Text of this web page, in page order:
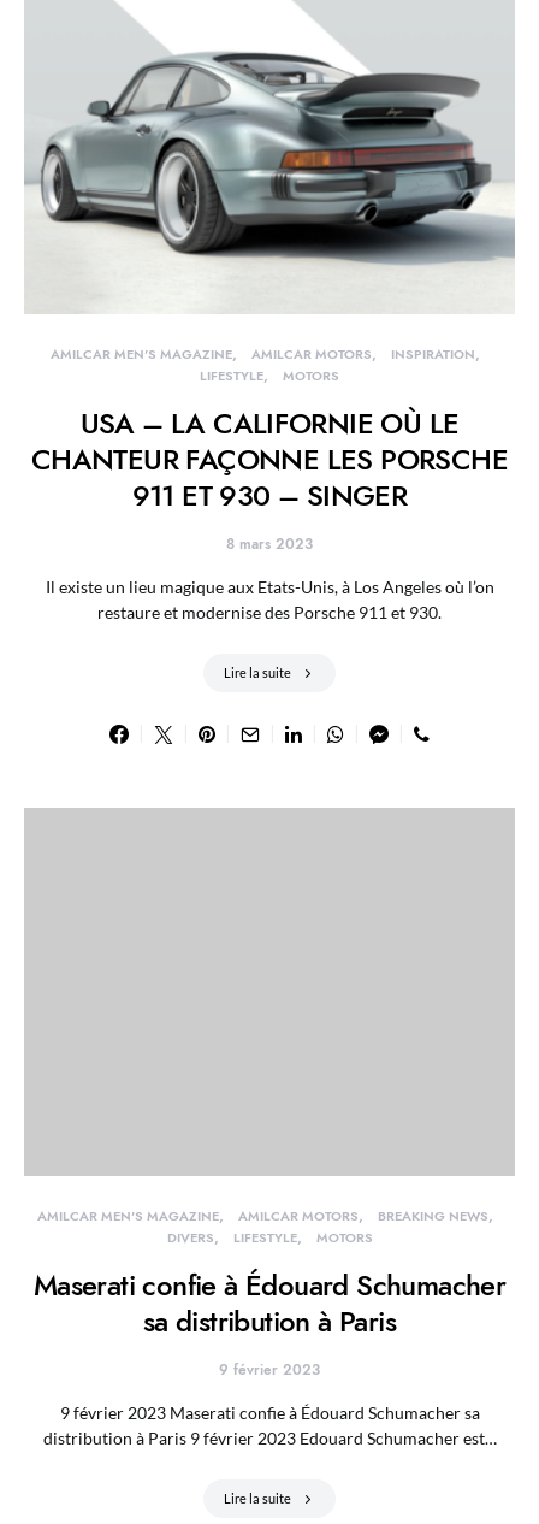
AMILCAR MEN'S MAGAZINE AMILCAR MOTORS
INSPIRATION
LIFESTYLE
MOTORS
USA – LA CALIFORNIE OÙ LE
CHANTEUR FAÇONNE LES PORSCHE
911 ET 930 – SINGER
8 mars 2023
Il existe un lieu magique aux Etats-Unis, à Los Angeles où l’on
restaure et modernise des Porsche 911 et 930.
Lire la suite
AMILCAR MEN'S MAGAZINE AMILCAR MOTORS
BREAKING NEWS
DIVERS
LIFESTYLE MOTORS
Maserati confie à Édouard Schumacher
sa distribution à Paris
9 février 2023
9 février 2023 Maserati confie à Édouard Schumacher sa
distribution à Paris 9 février 2023 Edouard Schumacher est…
Lire la suite